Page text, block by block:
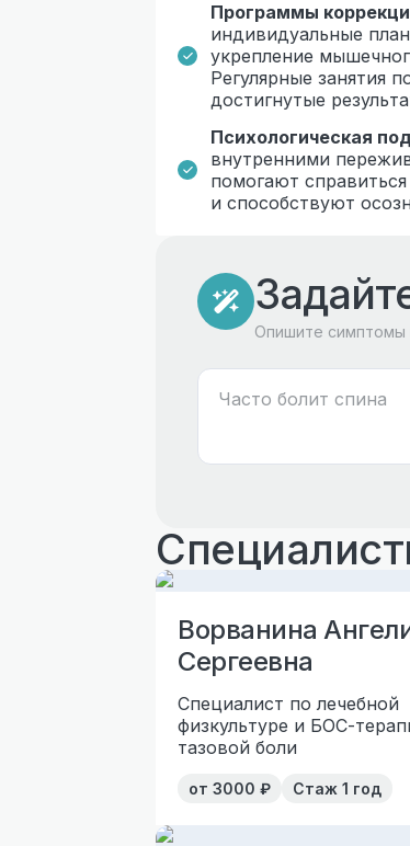
Программы
индивидуальные
укрепление
Регулярные занятия
достигнутые
Психологическая
внутренними
помогают
и способствуют
Опишите симптомы
Ворванина
Сергеевна
Специалист по лечебной
физкультуре и БОС-
тазовой боли
от 3000 ₽ Стаж 1 год